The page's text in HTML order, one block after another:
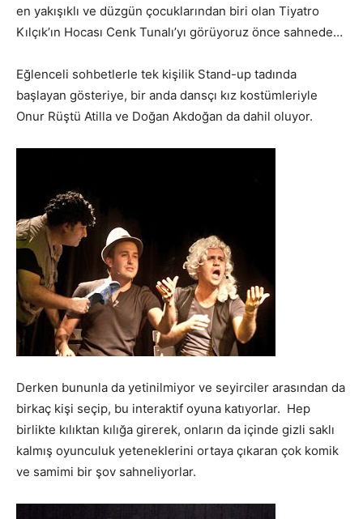
en yakışıklı ve düzgün çocuklarından biri olan Tiyatro
Kılçık’ın Hocası Cenk Tunalı’yı görüyoruz önce sahnede…
Eğlenceli sohbetlerle tek kişilik Stand-up tadında
başlayan gösteriye, bir anda dansçı kız kostümleriyle
Onur Rüştü Atilla ve Doğan Akdoğan da dahil oluyor.
Derken bununla da yetinilmiyor ve seyirciler arasından da
birkaç kişi seçip, bu interaktif oyuna katıyorlar. Hep
birlikte kılıktan kılığa girerek, onların da içinde gizli saklı
kalmış oyunculuk yeteneklerini ortaya çıkaran çok komik
ve samimi bir şov sahneliyorlar.